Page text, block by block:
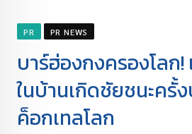
PR PR NEWS
บาร์ฮ่องกงครองโลก!
ในบ้านเกิดชัยชนะครั้
ค็อกเทลโลก